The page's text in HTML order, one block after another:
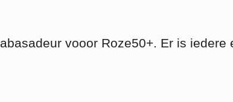
vooor Roze50+. Er is iedere